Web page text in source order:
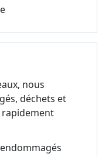
nous
déchets et